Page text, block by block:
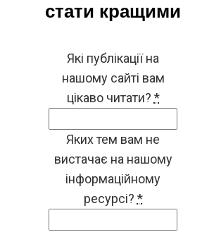
стати кращими
Які публікації на
нашому сайті вам
цікаво читати? *
Яких тем вам не
вистачає на нашому
інформаційному
ресурсі? *